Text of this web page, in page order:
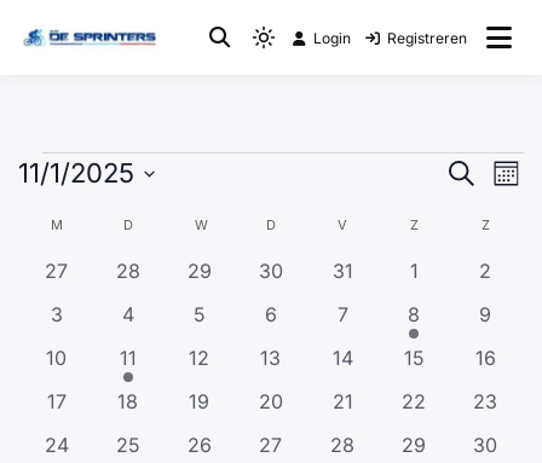
Fietsclub Login Registreren
en
Zoeken
11/1/2025
datum.
Kalender
van
Evenementen
M D W D V Z Z
0
27
0
28
0
29
0
30
0
31
0
1
0
2
0
3
0
4
0
5
0
6
0
evenementen
7
1
evenement
8
0
9
0
evenementen
10
1
evenement
11
0
12
0
13
0
14
0
15
0
16
0
17
0
18
0
19
0
20
0
21
0
22
0
23
0
24
0
25
0
26
0
27
0
28
0
29
0
30